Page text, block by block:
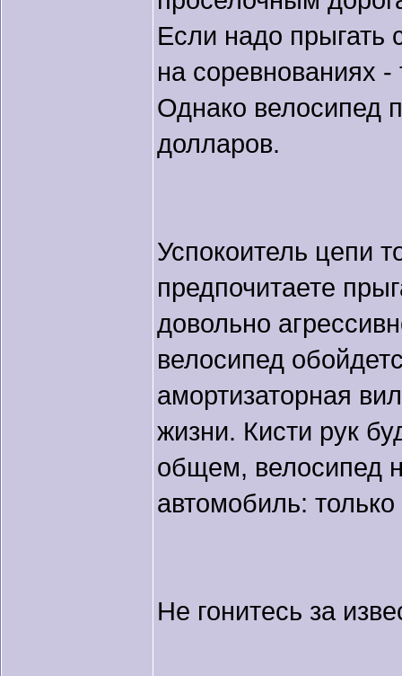
Если надо прыгать
на соревнованиях
Однако велосипед
долларов.
Успокоитель цепи
предпочитаете
довольно
велосипед
амортизаторная
жизни. Кисти рук
общем, велосипед
автомобиль:
Не гонитесь за